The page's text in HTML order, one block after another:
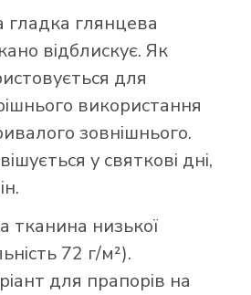
гладка глянцева
відблискує. Як
для
використання
зовнішнього.
у святкові дні,
тканина низької
72 г/м²).
для прапорів на